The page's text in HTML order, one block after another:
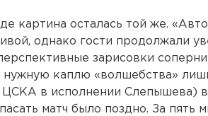
картина осталась той же.
однако гости продолжали
зарисовки
нужную каплю «волшебства»
ЦСКА в исполнении Слепышева)
матч было поздно. За пять